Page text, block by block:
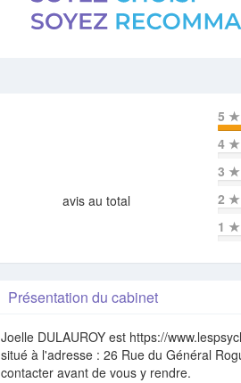
avis au total
5 ★
4 ★
3 ★
2 ★
1 ★
Présentation du cabinet
Joelle DULAUROY est https://
situé à l'adresse : 26 Rue du Général
contacter avant de vous y rendre.